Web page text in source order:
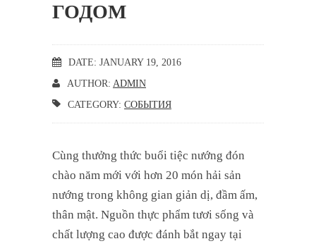
ГОДОМ
DATE: JANUARY 19, 2016
AUTHOR: ADMIN
CATEGORY: СОБЫТИЯ
Cùng thưởng thức buổi tiệc nướng đón
chào năm mới với hơn 20 món hải sản
nướng trong không gian giản dị, đầm ấm,
thân mật. Nguồn thực phẩm tươi sống và
chất lượng cao được đánh bắt ngay tại